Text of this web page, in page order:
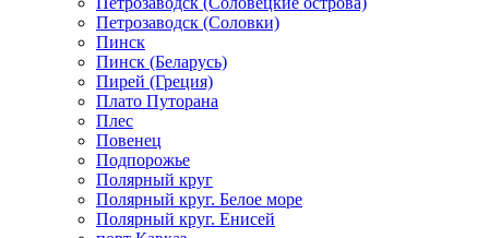
Петрозаводск (Соловки)
Пинск
Пинск (Беларусь)
Пирей (Греция)
Плато Путорана
Плес
Повенец
Подпорожье
Полярный круг
Полярный круг. Белое море
Полярный круг. Енисей